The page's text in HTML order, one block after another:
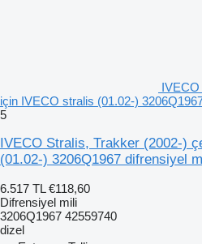
için IVECO stralis (01.02-)
5
IVECO Stralis, Trakker (2002-)
(01.02-) 3206Q1967 difrensiyel
6.517 TL €118,60
Difrensiyel mili
3206Q1967 42559740
dizel